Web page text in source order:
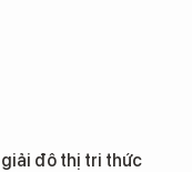
đô thị tri thức